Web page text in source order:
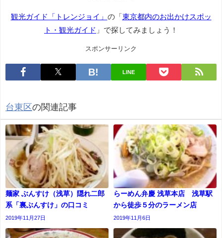
観光ガイド「トレンジョイ」 の「 東京都内のお出かけスポッ
ト・観光ガイド 」で探してみましょう！
スポンサーリンク
LINE
台東区の関連記事
麺家 ぶんすけ（浅草）隠れ二郎
系「裏ぶんすけ」の口コミ
2019年11月27日
らーめん弁慶 浅草本店 浅草駅
から徒歩５分のラーメン店
2019年11月6日